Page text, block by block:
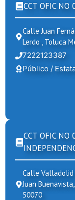
CCT OFIC NO
Calle Juan
Lerdo , Toluca
7222123387
Público /
CCT OFIC NO
Calle Valladolid
Juan
50070